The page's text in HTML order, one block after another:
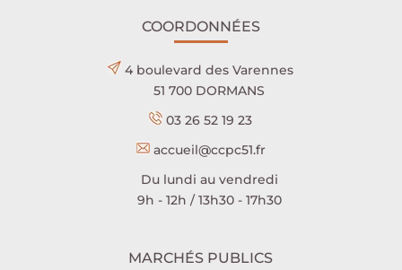
COORDONNÉES
4 boulevard des Varennes
51 700 DORMANS
03 26 52 19 23
accueil@ccpc51.fr
Du lundi au vendredi
9h - 12h / 13h30 - 17h30
MARCHÉS PUBLICS